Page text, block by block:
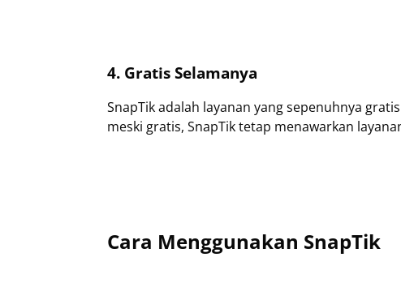
4. Gratis Selamanya
SnapTik adalah layanan yang sepenuhnya
meski gratis, SnapTik tetap menawarkan
Cara Menggunakan SnapTik